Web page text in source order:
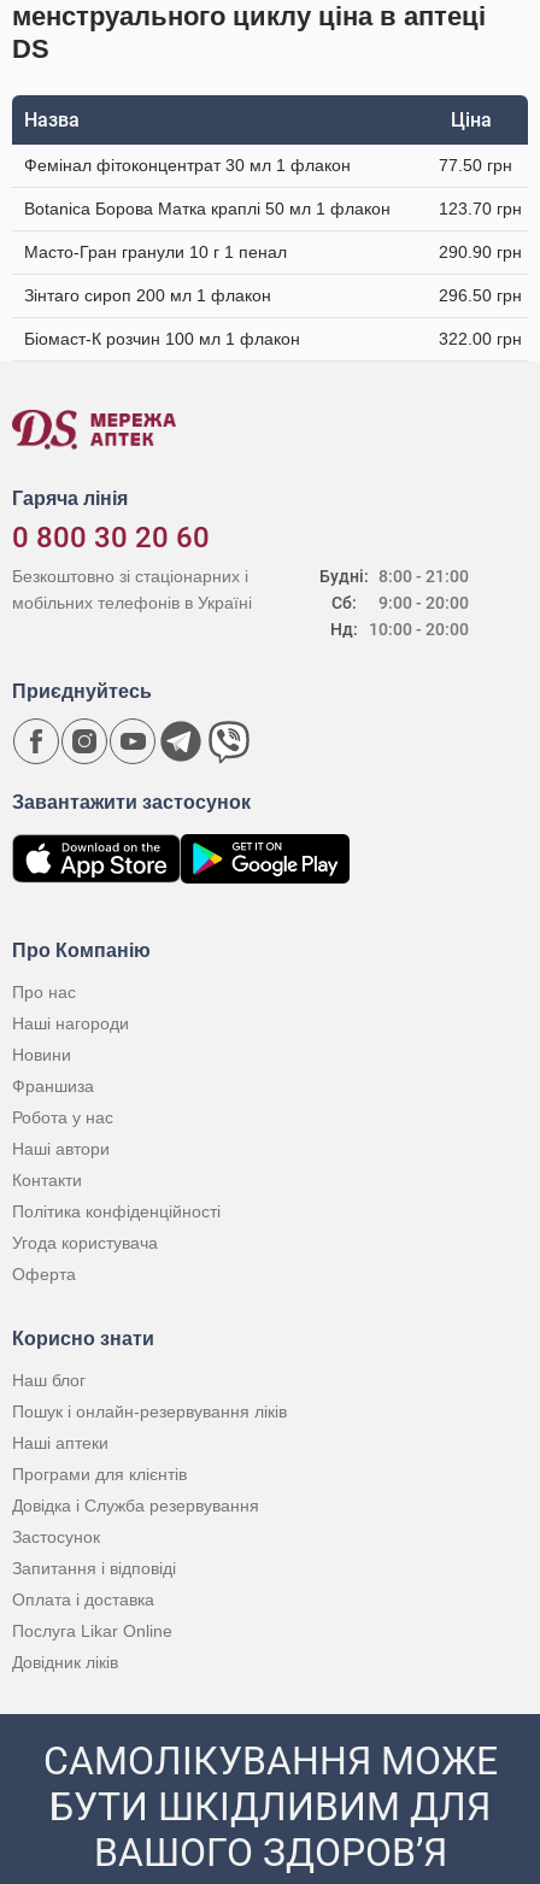
менструального циклу ціна в аптеці
DS
Назва Ціна
Фемінал фітоконцентрат 30 мл 1 флакон 77.50 грн
Botanica Борова Матка краплі 50 мл 1 флакон 123.70 грн
Масто-Гран гранули 10 г 1 пенал 290.90 грн
Зінтаго сироп 200 мл 1 флакон 296.50 грн
Біомаст-К розчин 100 мл 1 флакон 322.00 грн
Гаряча лінія
0 800 30 20 60
Будні:
Сб:
Нд:
8:00 - 21:00
9:00 - 20:00
10:00 - 20:00
Безкоштовно зі стаціонарних і
мобільних телефонів в Україні
Про Компанію
Про нас
Наші нагороди
Новини
Франшиза
Робота у нас
Наші автори
Контакти
Політика конфіденційності
Угода користувача
Оферта
Корисно знати
Наш блог
Пошук і онлайн-резервування ліків
Наші аптеки
Програми для клієнтів
Довідка і Служба резервування
Застосунок
Запитання і відповіді
Оплата і доставка
Послуга Likar Online
Довідник ліків
Завантажити застосунок
Приєднуйтесь
САМОЛІКУВАННЯ МОЖЕ
БУТИ ШКІДЛИВИМ ДЛЯ
ВАШОГО ЗДОРОВ’Я